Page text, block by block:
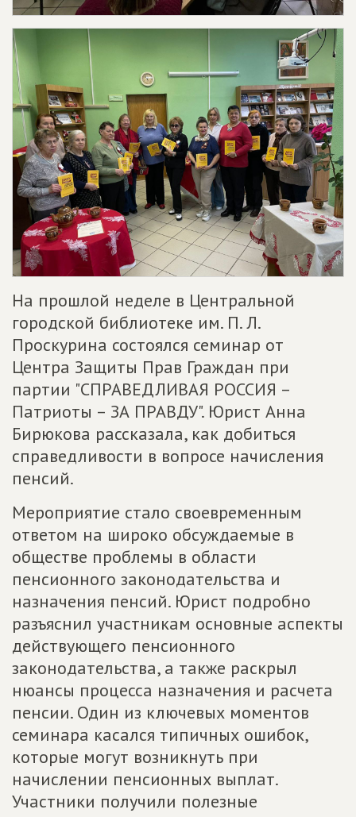
На прошлой неделе в Центральной
городской библиотеке им. П. Л.
Проскурина состоялся семинар от
Центра Защиты Прав Граждан при
партии "СПРАВЕДЛИВАЯ РОССИЯ –
Патриоты – ЗА ПРАВДУ". Юрист Анна
Бирюкова рассказала, как добиться
справедливости в вопросе начисления
пенсий.
Мероприятие стало своевременным
ответом на широко обсуждаемые в
обществе проблемы в области
пенсионного законодательства и
назначения пенсий. Юрист подробно
разъяснил участникам основные аспекты
действующего пенсионного
законодательства, а также раскрыл
нюансы процесса назначения и расчета
пенсии. Один из ключевых моментов
семинара касался типичных ошибок,
которые могут возникнуть при
начислении пенсионных выплат.
Участники получили полезные